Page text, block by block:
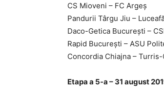
CS Mioveni – FC Argeş
Pandurii Târgu Jiu –
Daco-Getica Bucureşti –
Rapid Bucureşti – ASU
Concordia Chiajna –
Etapa a 5-a – 31 august